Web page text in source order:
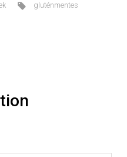
gluténmentes